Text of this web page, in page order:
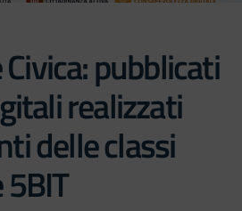
pubblicati
realizzati
delle classi
5BIT